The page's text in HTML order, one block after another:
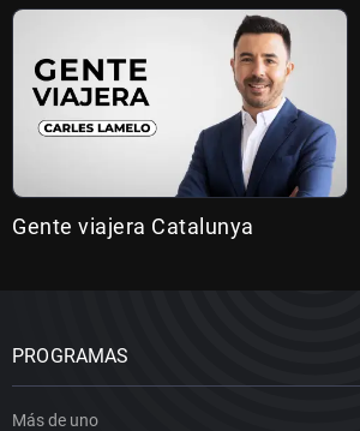
Gente viajera Catalunya
PROGRAMAS
Más de uno